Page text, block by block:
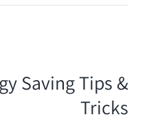
Saving Tips &
Tricks